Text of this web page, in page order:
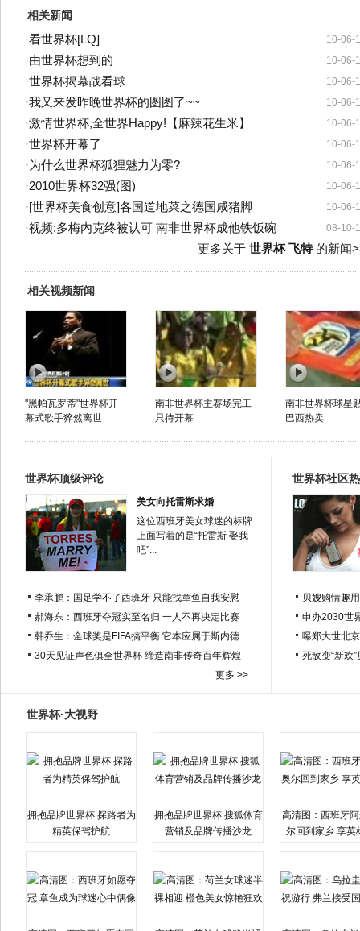
相关新闻
10-06-
·看世界杯[LQ]
10-06-
·由世界杯想到的
10-06-
·世界杯揭幕战看球
10-06-
·我又来发昨晚世界杯的图图了~~
10-06-
·激情世界杯,全世界Happy!【麻辣花生米】
10-06-
·世界杯开幕了
10-06-
·为什么世界杯狐狸魅力为零?
10-06-
·2010世界杯32强(图)
10-06-
·[世界杯美食创意]各国道地菜之德国咸猪脚
08-10-
·视频:多梅内克终被认可 南非世界杯成他铁饭碗
更多关于 世界杯 飞特的新闻
相关视频新闻
"黑帕瓦罗蒂"世界杯开
幕式歌手猝然离世
南非世界杯主赛场完工
只待开幕
南非世界杯球星
巴西热卖
世界杯顶级评论
美女向托雷斯求婚
这位西班牙美女球迷的标牌
上面写着的是“托雷斯 娶我
吧”...
李承鹏：国足学不了西班牙 只能找章鱼自我安慰
郝海东：西班牙夺冠实至名归 一人不再决定比赛
韩乔生：金球奖是FIFA搞平衡 它本应属于斯内德
30天见证声色俱全世界杯 缔造南非传奇百年辉煌
更多 >>
世界杯社区
贝嫂购情趣
申办2030世
曝郑大世北
死敌变“新欢
世界杯·大视野
拥抱品牌世界杯 探路者为
精英保驾护航
拥抱品牌世界杯 搜狐体育
营销及品牌传播沙龙
高清图：西班牙
尔回到家乡 享英